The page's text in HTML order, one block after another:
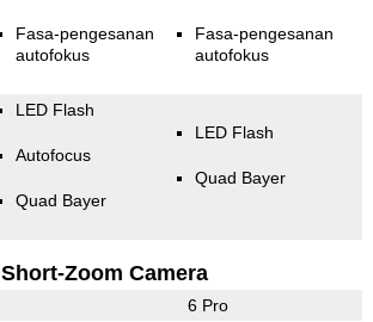
Fasa-pengesanan
autofokus
Fasa-pengesanan
autofokus
LED Flash
Autofocus
Quad Bayer
LED Flash
Quad Bayer
Short-Zoom Camera
6 Pro